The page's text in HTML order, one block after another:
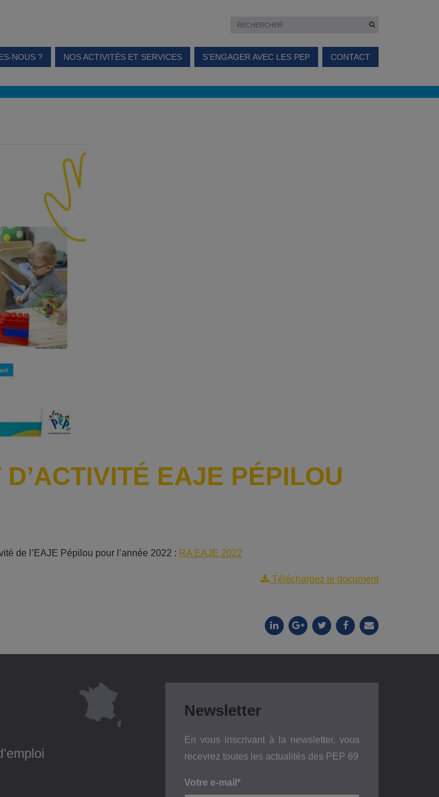
NOUS ? NOS ACTIVITÉS ET SERVICES S’ENGAGER AVEC LES PEP CONTACT
EAJE PÉPILOU
de l’EAJE Pépilou pour l’année 2022 : RA EAJE 2022
Téléchargez le document
Newsletter
En vous inscrivant à la newsletter, vous
recevrez toutes les actualités des PEP 69
Votre e-mail*